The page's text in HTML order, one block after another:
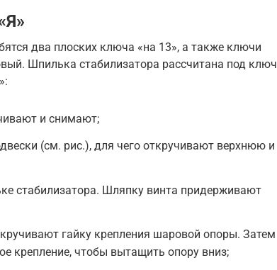
два плоских ключа «на 13», а также ключи
Шпилька стабилизатора рассчитана под ключ
и снимают;
(см. рис.), для чего откручивают верхнюю и
стабилизатора. Шляпку винта придерживают
гайку крепления шаровой опоры. Затем
крепление, чтобы вытащить опору вниз;